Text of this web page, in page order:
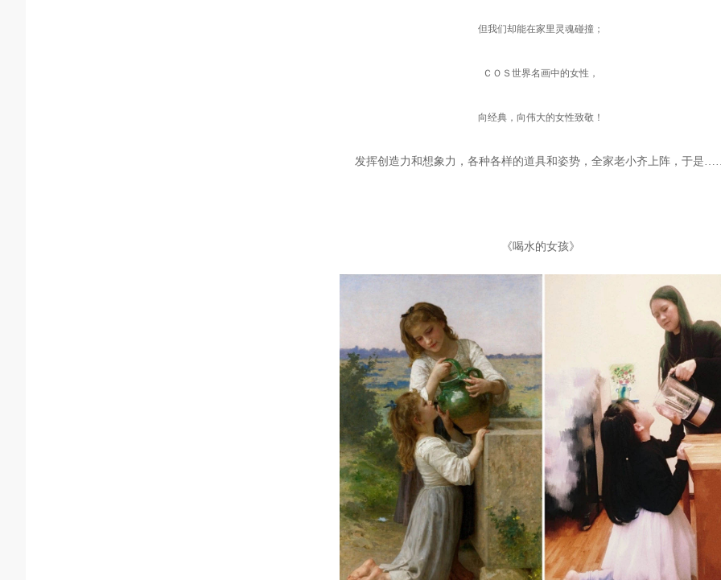
但我们却能在家里灵魂碰撞；
ＣＯＳ世界名画中的女性，
向经典，向伟大的女性致敬！
发挥创造力和想象力，各种各样的道具和姿势，全家老小齐上阵，于是
《喝水的女孩》